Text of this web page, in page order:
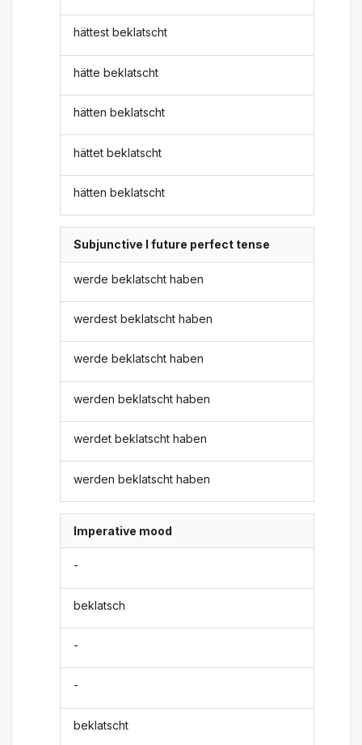
hättest beklatscht
hätte beklatscht
hätten beklatscht
hättet beklatscht
hätten beklatscht
Subjunctive I future perfect tense
werde beklatscht haben
werdest beklatscht haben
werde beklatscht haben
werden beklatscht haben
werdet beklatscht haben
werden beklatscht haben
Imperative mood
-
beklatsch
-
-
beklatscht